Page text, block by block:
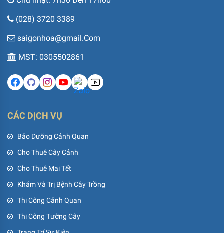
(028) 3720 3389
saigonhoa@gmail.Com
MST: 0305502861
CÁC DỊCH VỤ
Bảo Dưỡng Cảnh Quan
Cho Thuê Cây Cảnh
Cho Thuê Mai Tết
Khám Và Trị Bệnh Cây Trồng
Thi Công Cảnh Quan
Thi Công Tường Cây